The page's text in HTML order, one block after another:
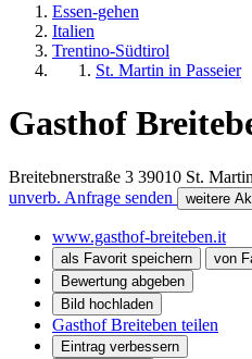
Essen-gehen
Italien
Trentino-Südtirol
St. Martin in Passeier
Gasthof
Breitebnerstraße 3 39010 St.
unverb. Anfrage senden
weitere
www.gasthof-breiteben.it
als Favorit speichern
von
Bewertung abgeben
Bild hochladen
Gasthof Breiteben teilen
Eintrag verbessern